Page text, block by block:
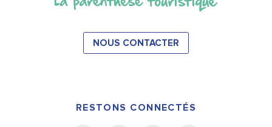
NOUS CONTACTER
RESTONS CONNECTÉS